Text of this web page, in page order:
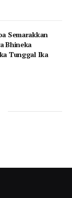
Semarakkan
Bhineka
Tunggal Ika